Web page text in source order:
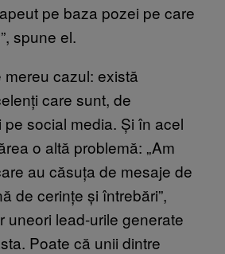
pe baza pozei pe care
spune el.
cazul: există
care sunt, de
social media. Și în acel
o altă problemă: „Am
au căsuța de mesaje de
de cerințe și întrebări”,
uneori lead-urile generate
Poate că unii dintre